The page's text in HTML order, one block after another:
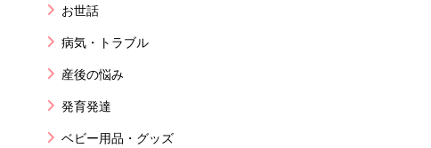
お世話
病気・トラブル
産後の悩み
発育発達
ベビー用品・グッズ